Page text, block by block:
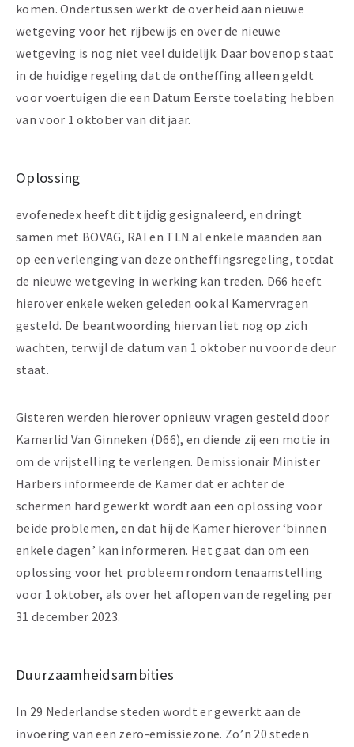
komen. Ondertussen werkt de overheid aan nieuwe
wetgeving voor het rijbewijs en over de nieuwe
wetgeving is nog niet veel duidelijk. Daar bovenop staat
in de huidige regeling dat de ontheffing alleen geldt
voor voertuigen die een Datum Eerste toelating hebben
van voor 1 oktober van dit jaar.
Oplossing
evofenedex heeft dit tijdig gesignaleerd, en dringt
samen met BOVAG, RAI en TLN al enkele maanden aan
op een verlenging van deze ontheffingsregeling, totdat
de nieuwe wetgeving in werking kan treden. D66 heeft
hierover enkele weken geleden ook al Kamervragen
gesteld. De beantwoording hiervan liet nog op zich
wachten, terwijl de datum van 1 oktober nu voor de deur
staat.
Gisteren werden hierover opnieuw vragen gesteld door
Kamerlid Van Ginneken (D66), en diende zij een motie in
om de vrijstelling te verlengen. Demissionair Minister
Harbers informeerde de Kamer dat er achter de
schermen hard gewerkt wordt aan een oplossing voor
beide problemen, en dat hij de Kamer hierover ‘binnen
enkele dagen’ kan informeren. Het gaat dan om een
oplossing voor het probleem rondom tenaamstelling
voor 1 oktober, als over het aflopen van de regeling per
31 december 2023.
Duurzaamheidsambities
In 29 Nederlandse steden wordt er gewerkt aan de
invoering van een zero-emissiezone. Zo’n 20 steden